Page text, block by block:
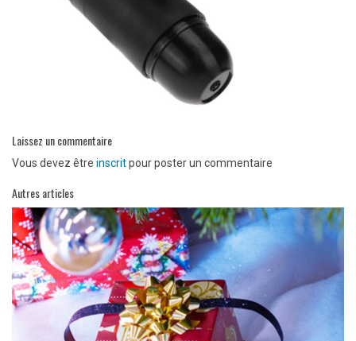
Laissez un commentaire
Vous devez être inscritpour poster un commentaire
Autres articles